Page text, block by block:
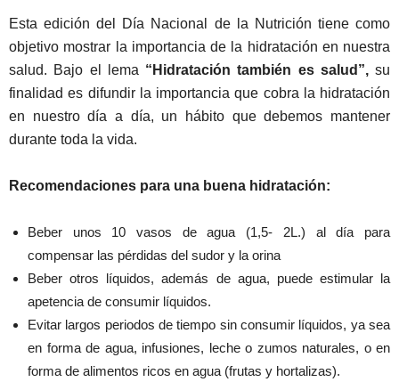
Esta edición del Día Nacional de la Nutrición tiene como
objetivo mostrar la importancia de la hidratación en nuestra
salud. Bajo el lema “Hidratación también es salud”,su
finalidad es difundir la importancia que cobra la hidratación
en nuestro día a día, un hábito que debemos mantener
durante toda la vida.
Recomendaciones para una buena hidratación:
Beber unos 10 vasos de agua (1,5- 2L.) al día para
compensar las pérdidas del sudor y la orina
Beber otros líquidos, además de agua, puede estimular la
apetencia de consumir líquidos.
Evitar largos periodos de tiempo sin consumir líquidos, ya sea
en forma de agua, infusiones, leche o zumos naturales, o en
forma de alimentos ricos en agua (frutas y hortalizas).